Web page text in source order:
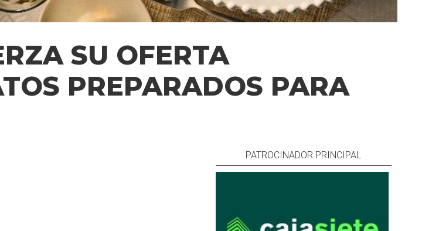
SU OFERTA
PREPARADOS PARA
PATROCINADOR PRINCIPAL